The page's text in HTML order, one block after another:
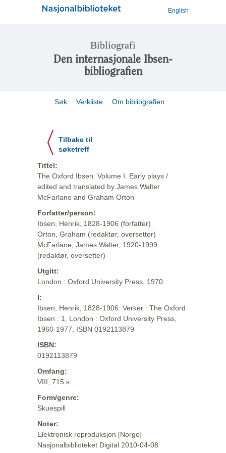
English
Bibliografi
Den internasjonale Ibsen-
bibliografien
Søk Verkliste Om bibliografien
Tilbake til
søketreff
Tittel:
The Oxford Ibsen. Volume I. Early plays /
edited and translated by James Walter
McFarlane and Graham Orton
Forfatter/person:
Ibsen, Henrik, 1828-1906 (forfatter)
Orton, Graham (redaktør, oversetter)
McFarlane, James Walter, 1920-1999
(redaktør, oversetter)
Utgitt:
London : Oxford University Press, 1970
I:
Ibsen, Henrik, 1828-1906: Verker : The Oxford
Ibsen : 1, London : Oxford University Press,
1960-1977, ISBN 0192113879
ISBN:
0192113879
Omfang:
VIII, 715 s.
Form/genre:
Skuespill
Noter:
Elektronisk reproduksjon [Norge]
Nasjonalbiblioteket Digital 2010-04-08